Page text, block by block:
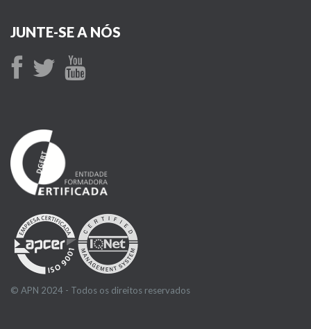
JUNTE-SE A NÓS
© APN 2024 - Todos os direitos reservados